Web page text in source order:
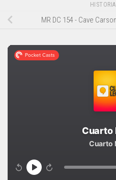
MR DC 154 - Cave